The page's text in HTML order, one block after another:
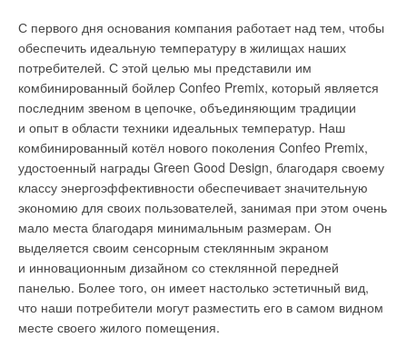
С первого дня основания компания работает над тем, чтобы
обеспечить идеальную температуру в жилищах наших
потребителей. С этой целью мы представили им
комбинированный бойлер Confeo Premix, который является
последним звеном в цепочке, объединяющим традиции
и опыт в области техники идеальных температур. Наш
комбинированный котёл нового поколения Confeo Premix,
удостоенный награды Green Good Design, благодаря своему
классу энергоэффективности обеспечивает значительную
экономию для своих пользователей, занимая при этом очень
мало места благодаря минимальным размерам. Он
выделяется своим сенсорным стеклянным экраном
и инновационным дизайном со стеклянной передней
панелью. Более того, он имеет настолько эстетичный вид,
что наши потребители могут разместить его в самом видном
месте своего жилого помещения.
Украинским городам, планируя «глиссаду» будущего
тепловых сетей, нужно определить точку их невозврата.
Нужно изучать коллективную волю потребителей тепловой
энергии и управлять ей при энергетическом планировании,
чтобы не допустить хаоса.
Что идёт на смену газовым котлам и природному газу?
Основной технологией будущего в странах Европейского
союза сегодня является электрификация отопления
и охлаждения городов и зданий. Вторая базовая
технология — переход на «зелёный» водород в качестве
основного топлива замещения природного газа, при
условии, что будут найдены дешёвые технологии для
производства «зелёного» водорода — сегодня таких
технологий нет.
Читайте по теме:
→
ЖУРНАЛ СОК НОЯБРЬ 2023
→
Высоконапорные вентиляторы ВИР: работают там, где
другие не справятся
ЖУРНАЛ СОК НОЯБРЬ 2022
→ «ВЕЗА»: 27 лет работы на благо отрасли
ЖУРНАЛ СОК ИЮНЬ 2022
→
Решения для систем воздушного охлаждения дата-
центров от компании «ВЕЗА»
ЖУРНАЛ СОК АПРЕЛЬ 2022
→ Долгая история и серьёзные проекты «ВЕЗА»
ЖУРНАЛ СОК ФЕВРАЛЬ 2022